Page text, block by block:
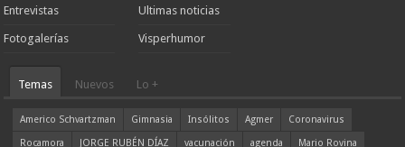
Entrevistas
Fotogalerías
Ultimas noticias
Visperhumor
Temas Nuevos Lo +
Americo Schvartzman Gimnasia Insólitos Agmer
Coronavirus
Rocamora
JORGE RUBÉN DÍAZ vacunación agenda
Mario Rovina